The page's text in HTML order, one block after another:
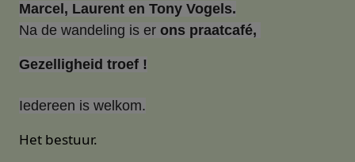
Marcel, Laurent en Tony Vogels.
Na de wandeling is er ons praatcafé,
Gezelligheid troef !
Iedereen is welkom.
Het bestuur.